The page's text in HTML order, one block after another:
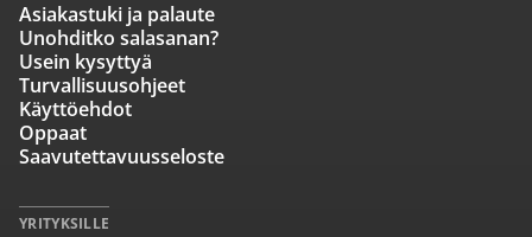
Asiakastuki ja palaute
Unohditko salasanan?
Usein kysyttyä
Turvallisuusohjeet
Käyttöehdot
Oppaat
Saavutettavuusseloste
YRITYKSILLE